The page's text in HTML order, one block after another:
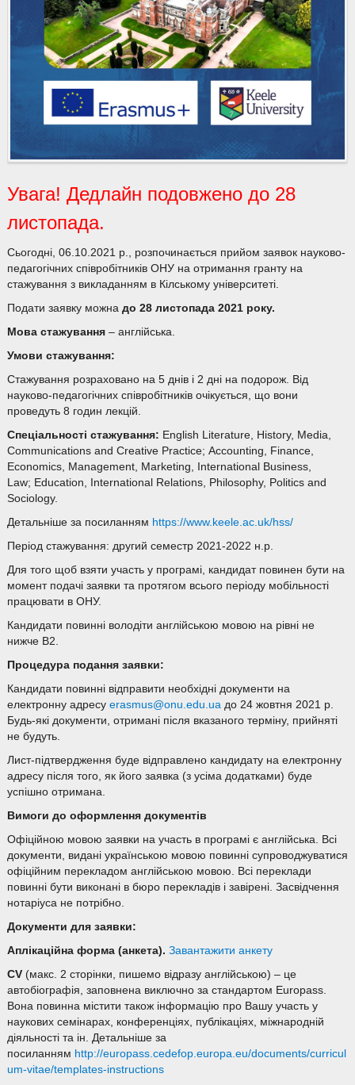
Увага! Дедлайн подовжено до 28
листопада.
Сьогодні, 06.10.2021 р., розпочинається прийом заявок науково-
педагогічних співробітників ОНУ на отримання гранту на
стажування з викладанням в Кілському університеті.
Подати заявку можна до 28 листопада 2021 року.
Мова стажування– англійська.
Умови стажування:
Стажування розраховано на 5 днів і 2 дні на подорож. Від
науково-педагогічних співробітників очікується, що вони
проведуть 8 годин лекцій.
Спеціальності стажування: English Literature, History, Media,
Communications and Creative Practice; Accounting, Finance,
Economics, Management, Marketing, International Business,
Law; Education, International Relations, Philosophy, Politics and
Sociology.
Детальніше за посиланням https://www.keele.ac.uk/hss/
Період стажування: другий семестр 2021-2022 н.р.
Для того щоб взяти участь у програмі, кандидат повинен бути на
момент подачі заявки та протягом всього періоду мобільності
працювати в ОНУ.
Кандидати повинні володіти англійською мовою на рівні не
нижче В2.
Процедура поданнязаявки:
Кандидати повинні відправити необхідні документи на
електронну адресу erasmus@onu.edu.uaдо 24 жовтня 2021 р.
Будь-які документи, отримані після вказаного терміну, прийняті
не будуть.
Лист-підтвердження буде відправлено кандидату на електронну
адресу після того, як його заявка (з усіма додатками) буде
успішно отримана.
Вимоги до оформлення документів
Офіційною мовою заявки на участь в програмі є англійська. Всі
документи, видані українською мовою повинні супроводжуватися
офіційним перекладом англійською мовою. Всі переклади
повинні бути виконані в бюро перекладів і завірені. Засвідчення
нотаріуса не потрібно.
Документи для заявки:
Аплікаційна форма (анкета). Завантажити анкету
CV(макс. 2 сторінки, пишемо відразу англійською) – це
автобіографія, заповнена виключно за стандартом Europass.
Вона повинна містити також інформацію про Вашу участь у
наукових семінарах, конференціях, публікаціях, міжнародній
діяльності та ін. Детальніше за
посиланням http://europass.cedefop.europa.eu/documents/curricul
um-vitae/templates-instructions